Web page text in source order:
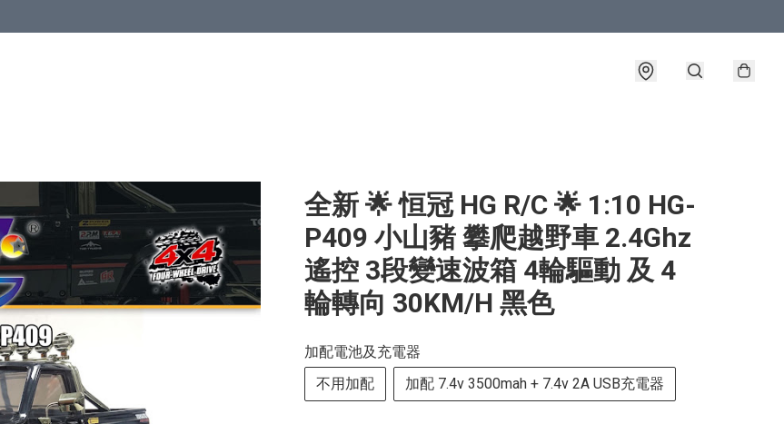
全新 🌟 恒冠 HG R/C 🌟 1:10 HG-
P409 小山豬 攀爬越野車 2.4Ghz
遙控 3段變速波箱 4輪驅動 及 4
輪轉向 30KM/H 黑色
加配電池及充電器
不用加配
加配 7.4v 3500mah + 7.4v 2A USB充電器